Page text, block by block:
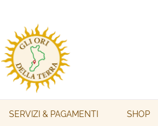
SERVIZI & PAGAMENTI SHOP